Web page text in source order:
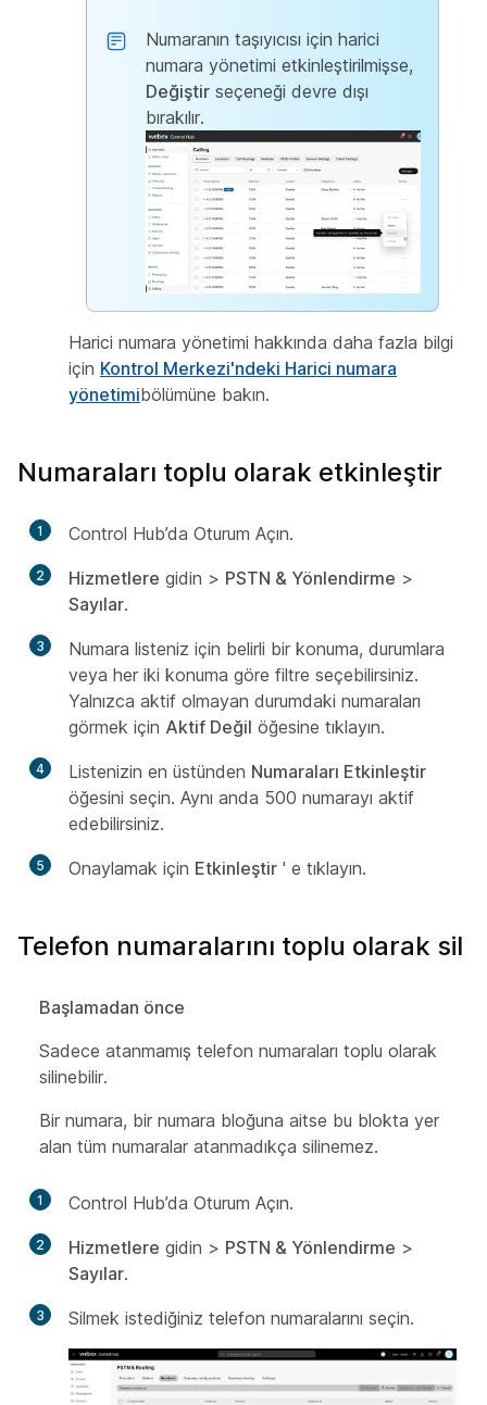
Numaranın taşıyıcısı için harici
numara yönetimi etkinleştirilmişse,
Değiştir seçeneği devre dışı
bırakılır.
Harici numara yönetimi hakkında daha fazla bilgi
için Kontrol Merkezi'ndeki Harici numara
yönetimibölümüne bakın.
Numaraları toplu olarak etkinleştir
1 Control Hub’da Oturum Açın.
2 Hizmetlere gidin > PSTN & Yönlendirme >
Sayılar.
3
Numara listeniz için belirli bir konuma, durumlara
veya her iki konuma göre filtre seçebilirsiniz.
Yalnızca aktif olmayan durumdaki numaraları
görmek için Aktif Değil öğesine tıklayın.
4 Listenizin en üstünden Numaraları Etkinleştir
öğesini seçin. Aynı anda 500 numarayı aktif
edebilirsiniz.
5 Onaylamak için Etkinleştir ' e tıklayın.
Telefon numaralarını toplu olarak sil
Başlamadan önce
Sadece atanmamış telefon numaraları toplu olarak
silinebilir.
Bir numara, bir numara bloğuna aitse bu blokta yer
alan tüm numaralar atanmadıkça silinemez.
1 Control Hub’da Oturum Açın.
2 Hizmetlere gidin > PSTN & Yönlendirme >
Sayılar.
3 Silmek istediğiniz telefon numaralarını seçin.